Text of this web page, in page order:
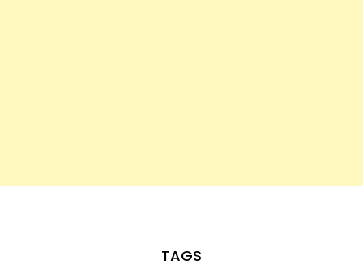
TAGS